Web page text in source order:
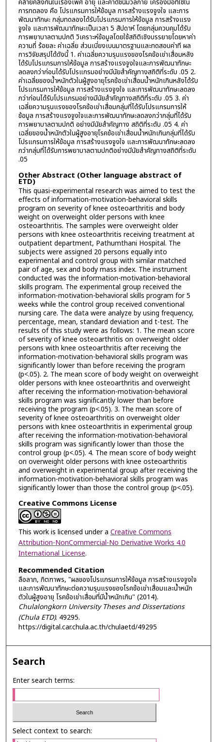
คล้ายคลึงกันในเรื่องเพศ อายุ และค่าดัชนีมวลกาย เครื่องมือที่ใช้ใน
การทดลอง คือ โปรแกรมการให้ข้อมูล การสร้างแรงจูงใจ และการ
พัฒนาทักษะ กลุ่มทดลองได้รับโปรแกรมการให้ข้อมูล การสร้างแรง
จูงใจ และการพัฒนาทักษะเป็นเวลา 5 สัปดาห์ โดยกลุ่มควบคุมได้รับ
การพยาบาลตามปกติ วิเคราะห์ข้อมูลโดยใช้สถิติเชิงบรรยายโดยหาค่า
ความถี่ ร้อยละ ค่าเฉลี่ย ส่วนเบี่ยงเบนมาตรฐานและทดสอบค่าที ผล
การวิจัยสรุปได้ดังนี้ 1. ค่าเฉลี่ยความรุนแรงของโรคข้อเข่าเสื่อมหลัง
ได้รับโปรแกรมการให้ข้อมูล การสร้างแรงจูงใจและการพัฒนาทักษะ
ลดลงกว่าก่อนได้รับโปรแกรมอย่างมีนัยสำคัญทางสถิติที่ระดับ .05 2.
ค่าเฉลี่ยของน้ำหนักตัวในผู้สูงอายุโรคข้อเข่าเสื่อมน้ำหนักเกินหลังได้รับ
โปรแกรมการให้ข้อมูล การสร้างแรงจูงใจ และการพัฒนาทักษะลดลง
กว่าก่อนได้รับโปรแกรมอย่างมีนัยสำคัญทางสถิติที่ระดับ .05 3. ค่า
เฉลี่ยความรุนแรงของโรคข้อเข่าเสื่อมกลุ่มที่ได้รับโปรแกรมการให้
ข้อมูล การสร้างแรงจูงใจและการพัฒนาทักษะลดลงกว่ากลุ่มที่ได้รับ
การพยาบาลตามปกติ อย่างมีนัยสำคัญทาง สถิติที่ระดับ .05 4. ค่า
เฉลี่ยของน้ำหนักตัวในผู้สูงอายุโรคข้อเข่าเสื่อมน้ำหนักเกินกลุ่มที่ได้รับ
โปรแกรมการให้ข้อมูล การสร้างแรงจูงใจ และการพัฒนาทักษะลดลง
กว่ากลุ่มที่ได้รับการพยาบาลตามปกติอย่างมีนัยสำคัญทางสถิติที่ระดับ
.05
Other Abstract (Other language abstract of
ETD)
This quasi-experimental research was aimed to test the
effects of information-motivation-behavioral skills
program on severity of knee osteoarthritis and body
weight on overweight older persons with knee
osteoarthritis. The samples were overweight older
persons with knee osteoarthritis receiving treatment at
outpatient department, Pathumthani Hospital. The
subjects were assigned 20 persons equally into
experimental and control group with similar matched
pair of age, sex and body mass index. The instrument
conducted was the information-motivation-behavioral
skills program. The experimental group received the
information-motivation-behavioral skills program for 5
weeks while the control group received conventional
nursing care. The data were analyze by using frequency,
percentage, mean, standard deviation and t-test. The
results of this study were as follows: 1. The mean score
of severity of knee osteoarthritis on overweight older
persons with knee osteoarthritis after receiving the
information-motivation-behavioral skills program was
significantly lower than before receiving the program
(p<.05). 2. The mean score of body weight on overweight
older persons with knee osteoarthritis and overweight
after receiving the information-motivation-behavioral
skills program was significantly lower than before
receiving the program (p<.05). 3. The mean score of
severity of knee osteoarthritis on overweight older
persons with knee osteoarthritis in experimental group
after receiving the information-motivation-behavioral
skills program was significantly lower than those the
control group (p<.05). 4. The mean score of body weight
on overweight older persons with knee osteoarthritis
and overweight in experimental group after receiving the
information-motivation-behavioral skills program was
significantly lower than those the control group (p<.05).
Creative Commons License
This work is licensed under a Creative Commons
Attribution-NonCommercial-No Derivative Works 4.0
International License.
Recommended Citation
ลือลาภ, กิตฑาพร, "ผลของโปรแกรมการให้ข้อมูล การสร้างแรงจูงใจ
และการพัฒนาทักษะต่อความรุนแรงของโรคข้อเข่าเสื่อมและน้ำหนัก
ตัวในผู้สูงอายุ โรคข้อเข่าเสื่อมที่มีน้ำหนักเกิน" (2014).
Chulalongkorn University Theses and Dissertations
(Chula ETD). 49295.
https://digital.car.chula.ac.th/chulaetd/49295
Search
Enter search terms:
Select context to search: